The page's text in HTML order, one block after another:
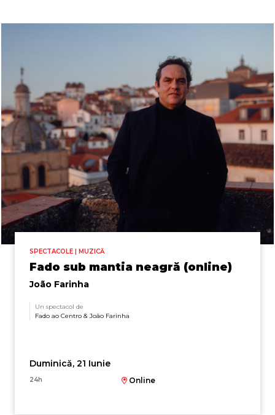
SPECTACOLE | MUZICĂ
Fado sub mantia neagră (online)
João Farinha
Un spectacol de
Fado ao Centro & João Farinha
Duminică, 21 Iunie
24h Online